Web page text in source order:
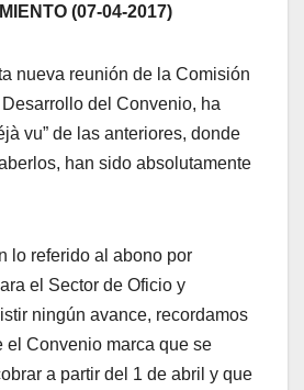
(07-04-2017)
nueva reunión de la Comisión
del Convenio, ha
vu” de las anteriores, donde
han sido absolutamente
lo referido al abono por
el Sector de Oficio y
ningún avance, recordamos
el Convenio marca que se
a partir del 1 de abril y que